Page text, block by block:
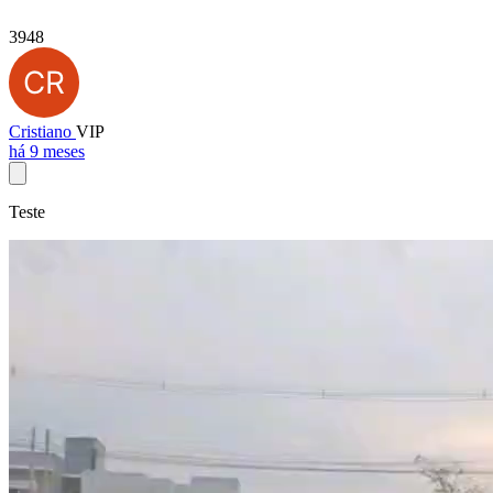
3948
Cristiano VIP
há 9 meses
Teste